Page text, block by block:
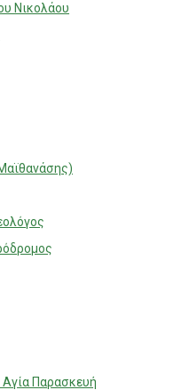
Νικολάου
Παρασκευή